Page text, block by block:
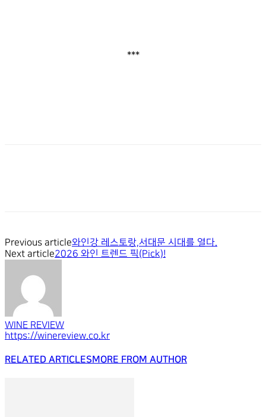
***
Previous article와인강 레스토랑,서대문 시대를 열다.
Next article2026 와인 트렌드 픽(Pick)!
WINE REVIEW
https://winereview.co.kr
RELATED ARTICLESMORE FROM AUTHOR